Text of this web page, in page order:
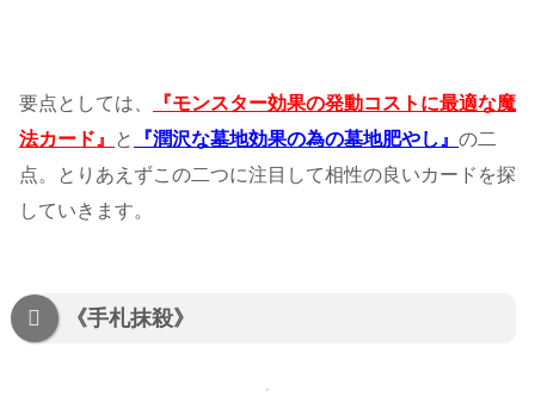
要点としては、
『モンスター効果の発動コストに最適な魔
法カード』
と 『潤沢な墓地効果の為の墓地肥やし』 の二
点。とりあえずこの二つに注目して相性の良いカードを探
していきます。
《手札抹殺》